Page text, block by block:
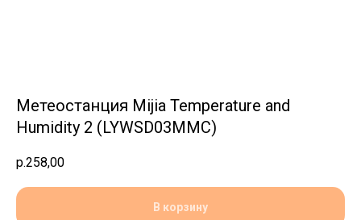
Метеостанция Mijia Temperature and
Humidity 2 (LYWSD03MMC)
р.258,00
В корзину